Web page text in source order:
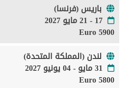
باريس (فرنسا)
17 - 21 مايو 2027
5900 Euro
لندن (المملكة المتحدة)
31 مايو - 04 يونيو 2027
5800 Euro